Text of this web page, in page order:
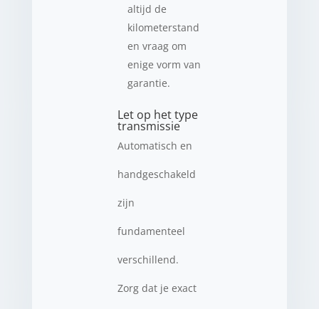
altijd de
kilometerstand
en vraag om
enige vorm van
garantie.
Let op het type
transmissie
Automatisch en
handgeschakeld
zijn
fundamenteel
verschillend.
Zorg dat je exact